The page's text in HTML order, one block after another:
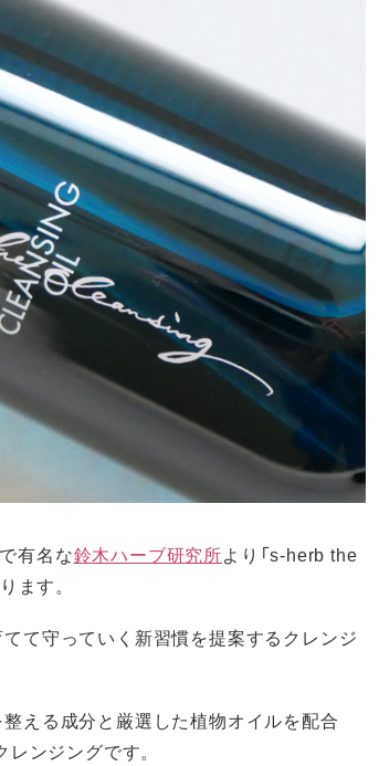
有名な鈴木ハーブ研究所より「s-herb the
ます。
て守っていく新習慣を提案するクレンジ
える成分と厳選した植物オイルを配合
レンジングです。